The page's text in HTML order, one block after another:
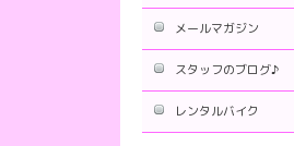
メールマガジン
スタッフのブログ♪
レンタルバイク